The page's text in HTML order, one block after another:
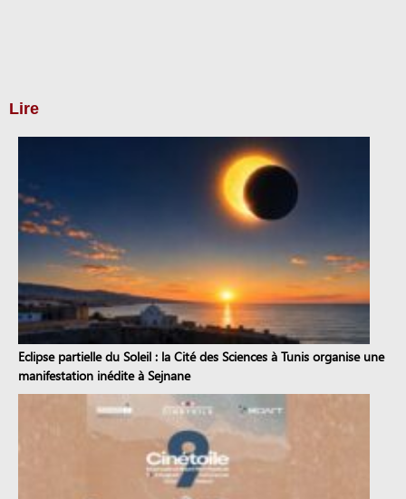
Lire
Eclipse partielle du Soleil : la Cité des Sciences à Tunis organise une
manifestation inédite à Sejnane